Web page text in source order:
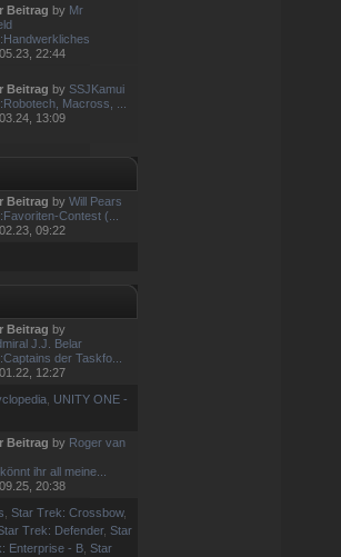
Beitrag by Mr
22:44
Beitrag by SSJKamui
Macross, ...
13:09
Beitrag by Will Pears
Contest (...
09:22
Beitrag by
J.J. Belar
der Taskfo...
12:27
UNITY ONE -
Beitrag by Roger van
ihr all meine...
20:38
,Star Trek: Crossbow,
Trek: Defender,Star
Enterprise - B ,Star